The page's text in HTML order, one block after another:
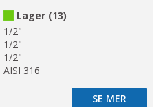
Lager (13)
1/2"
1/2"
1/2"
AISI 316
SE MER
SE MER